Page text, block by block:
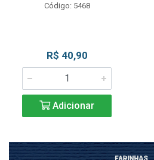
Código: 5468
R$ 40,90
Adicionar